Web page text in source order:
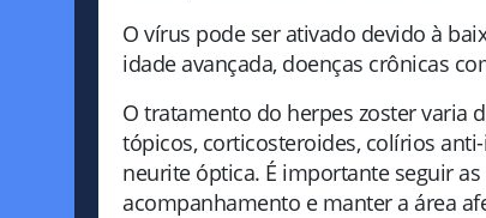
O vírus pode ser ativado devido à
idade avançada, doenças crônicas
O tratamento do herpes zoster varia
tópicos, corticosteroides, colírios
neurite óptica. É importante seguir
acompanhamento e manter a área